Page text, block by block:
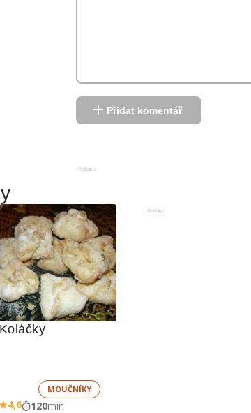
Přidat komentář
Reklama
Koláčky
MOUČNÍKY
4,6 120min
Reklama